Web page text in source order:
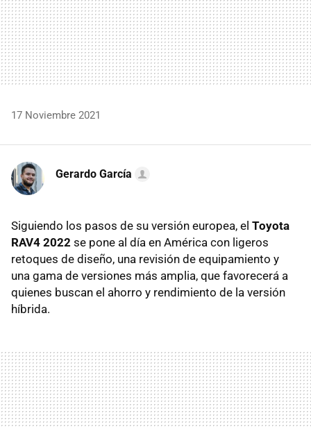
17 Noviembre 2021
Gerardo García
Siguiendo los pasos de su versión europea, el Toyota
RAV4 2022 se pone al día en América con ligeros
retoques de diseño, una revisión de equipamiento y
una gama de versiones más amplia, que favorecerá a
quienes buscan el ahorro y rendimiento de la versión
híbrida.